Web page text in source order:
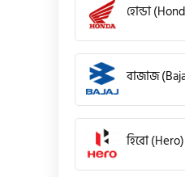
হোন্ডা
বাজাজ
হিরো (Hero)